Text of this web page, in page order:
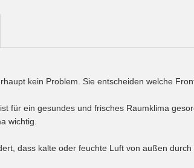
kein Problem. Sie entscheiden welche
ein gesundes und frisches Raumklima
wichtig.
dass kalte oder feuchte Luft von außen